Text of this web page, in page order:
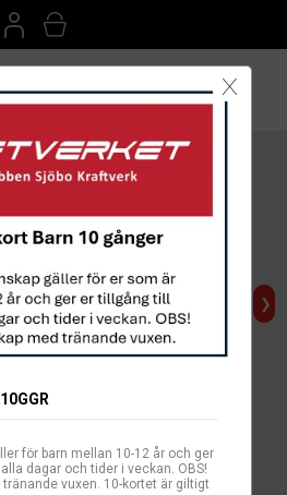
❯
X
för barn mellan 10-12 år och ger
dagar och tider i veckan. OBS!
vuxen. 10-kortet är giltigt